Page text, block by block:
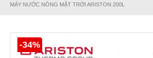
MÁY NƯỚC NÓNG MẶT TRỜI ARISTON 200L
-34%